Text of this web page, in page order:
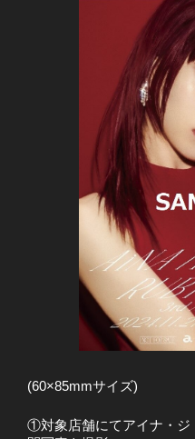
(60×85mmサイズ)
①対象店舗にてアイナ・ジ